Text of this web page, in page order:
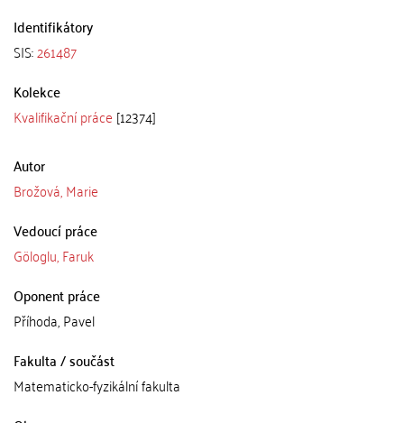
Identifikátory
SIS:261487
Kolekce
Kvalifikační práce [12374]
Autor
Brožová, Marie
Vedoucí práce
Göloglu, Faruk
Oponent práce
Příhoda, Pavel
Fakulta / součást
Matematicko-fyzikální fakulta